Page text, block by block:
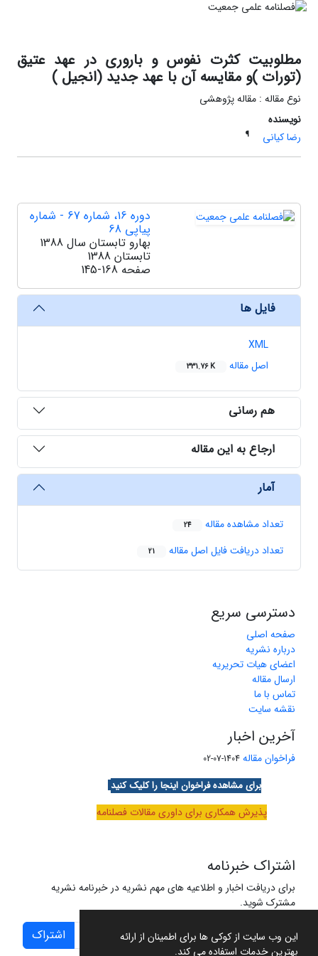
این وب سایت از کوکی ها برای اطمینان از ارائه
بهترین خدمات استفاده می کند.
مطلوبیت کثرت نفوس و باروری در عهد عتیق
(تورات )و مقایسه آن با عهد جدید (انجیل )
نوع مقاله : مقاله پژوهشی
نویسنده
رضا کیانی
¶
دوره 16، شماره 67 - شماره
پیاپی 68
بهارو تابستان سال 1388
تابستان 1388
صفحه 145-168
فایل ها
XML
اصل مقاله
331.76 K
هم رسانی
ارجاع به این مقاله
آمار
تعداد مشاهده مقاله 24
تعداد دریافت فایل اصل مقاله 21
دسترسی سریع
صفحه اصلی
درباره نشریه
اعضای هیات تحریریه
ارسال مقاله
تماس با ما
نقشه سایت
آخرین اخبار
فراخوان مقاله 1404-07-02
برای مشاهده فراخوان اینجا را کلیک کنید
پذیرش همکاری برای داوری مقالات فصلنامه
اشتراک خبرنامه
برای دریافت اخبار و اطلاعیه های مهم نشریه در خبرنامه نشریه
مشترک شوید.
اشتراک